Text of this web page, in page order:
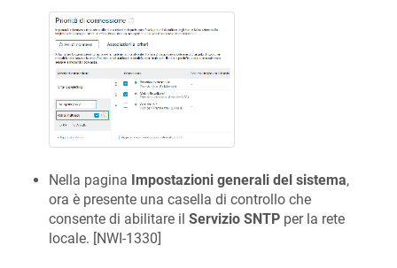
Nella pagina Impostazioni generali del sistema,
ora è presente una casella di controllo che
consente di abilitare il Servizio SNTP per la rete
locale. [NWI-1330]